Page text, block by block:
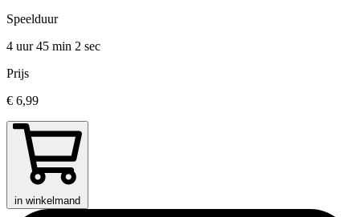
Speelduur
4 uur 45 min 2 sec
Prijs
€ 6,99
in winkelmand